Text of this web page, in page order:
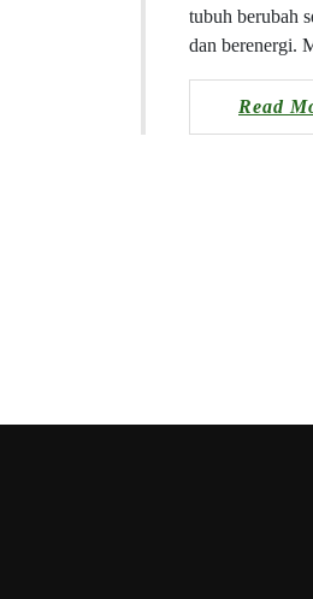
tubuh berubah
dan berenergi.
Read